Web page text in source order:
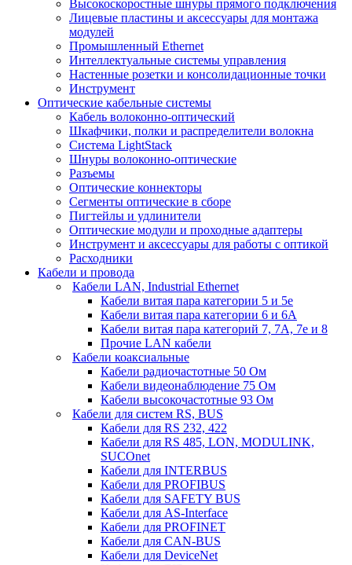
Высокоскоростные шнуры прямого подключения
Лицевые пластины и аксессуары для монтажа
модулей
Промышленный Ethernet
Интеллектуальные системы управления
Настенные розетки и консолидационные точки
Инструмент
Оптические кабельные системы
Кабель волоконно-оптический
Шкафчики, полки и распределители волокна
Система LightStack
Шнуры волоконно-оптические
Разъемы
Оптические коннекторы
Сегменты оптические в сборе
Пигтейлы и удлинители
Оптические модули и проходные адаптеры
Инструмент и аксессуары для работы с оптикой
Расходники
Кабели и провода
Кабели LAN, Industrial Ethernet
Кабели витая пара категории 5 и 5е
Кабели витая пара категории 6 и 6A
Кабели витая пара категорий 7, 7А, 7е и 8
Прочие LAN кабели
Кабели коаксиальные
Кабели радиочастотные 50 Ом
Кабели видеонаблюдение 75 Ом
Кабели высокочастотные 93 Ом
Кабели для систем RS, BUS
Кабели для RS 232, 422
Кабели для RS 485, LON, MODULINK,
SUCOnet
Кабели для INTERBUS
Кабели для PROFIBUS
Кабели для SAFETY BUS
Кабели для AS-Interface
Кабели для PROFINET
Кабели для CAN-BUS
Кабели для DeviceNet